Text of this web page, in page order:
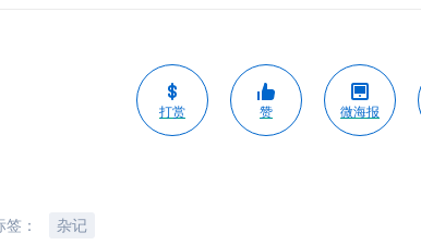
打赏 赞 微海报
签： 杂记